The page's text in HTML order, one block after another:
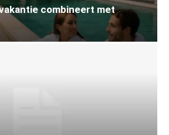
combineert met